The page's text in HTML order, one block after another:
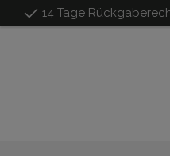
springen
14 Tage